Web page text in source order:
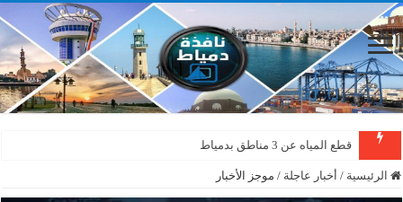
قطع المياه عن 3 مناطق بدمياط
الرئيسية / أخبار عاجلة / موجز الأخبار